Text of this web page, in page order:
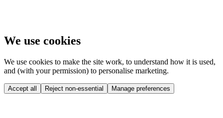
We use cookies
We use cookies to make the site work, to understand how it is used,
and (with your permission) to personalise marketing.
Accept all Reject non-essential Manage preferences